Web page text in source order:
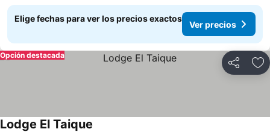
Elige fechas para ver los precios exactos
Ver precios
Compartir
Opción destacada
Lodge El Taique